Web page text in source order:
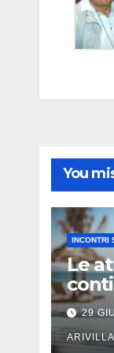
You
INCONTRI
Le
!!!29